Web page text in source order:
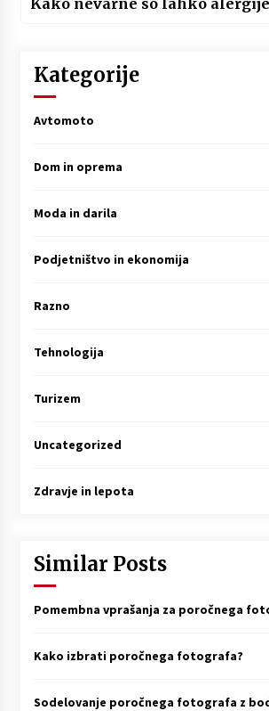
Kategorije
Avtomoto
Dom in oprema
Moda in darila
Podjetništvo in ekonomija
Razno
Tehnologija
Turizem
Uncategorized
Zdravje in lepota
Similar Posts
Pomembna vprašanja za poročnega
Kako izbrati poročnega fotografa?
Sodelovanje poročnega fotografa z